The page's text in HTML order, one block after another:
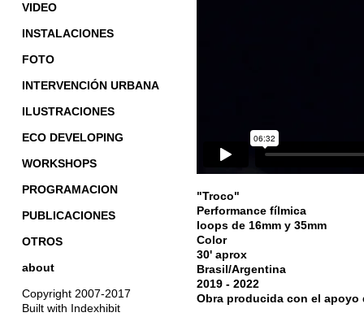
VIDEO
INSTALACIONES
FOTO
INTERVENCIÓN URBANA
ILUSTRACIONES
ECO DEVELOPING
WORKSHOPS
PROGRAMACION
PUBLICACIONES
OTROS
about
Copyright 2007-2017
Built with Indexhibit
"Troco"
Performance fílmica
loops de 16mm y 35mm
Color
30' aprox
Brasil/Argentina
2019 - 2022
Obra producida con el apoyo